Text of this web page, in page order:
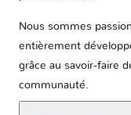
Nous sommes
entièrement
grâce au savoir-faire
communauté.